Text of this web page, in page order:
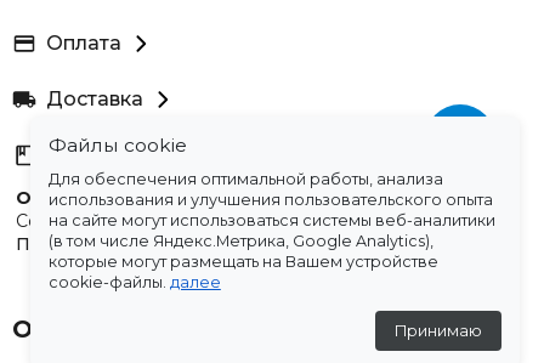
Оплата
Доставка
Склады
Остались вопросы?
Создали для вас подборку часто задаваемых вопросов.
Переходи по ссылке.
Отзывы
Файлы cookie
Для обеспечения оптимальной работы, анализа
использования и улучшения пользовательского опыта
на сайте могут использоваться системы веб-аналитики
(в том числе Яндекс.Метрика, Google Analytics),
которые могут размещать на Вашем устройстве
cookie-файлы. далее
Принимаю